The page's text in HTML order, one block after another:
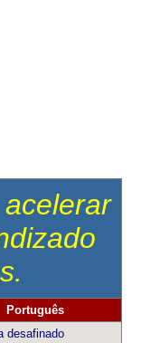
Português
desafinado